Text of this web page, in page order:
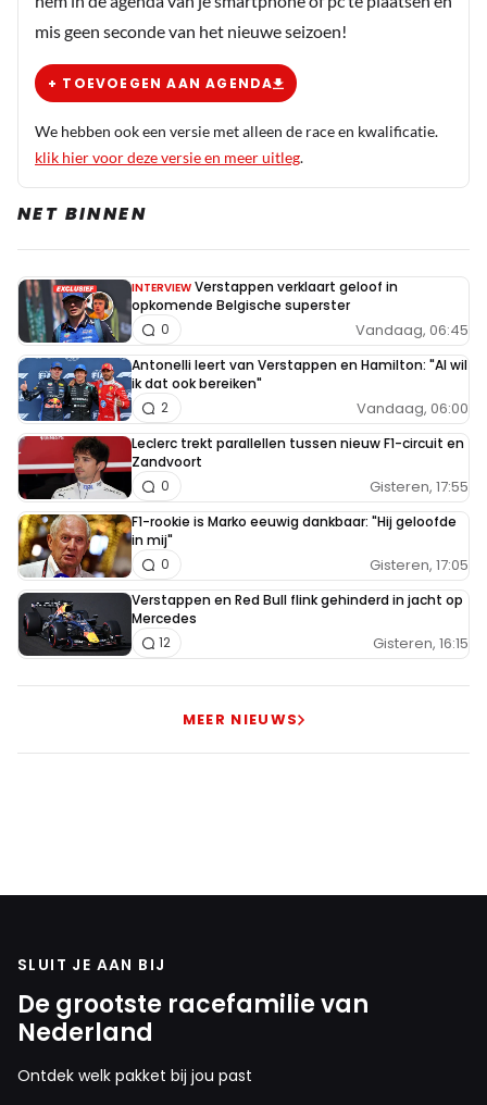
mis geen seconde van het nieuwe seizoen!
+ TOEVOEGEN AAN AGENDA
We hebben ook een versie met alleen de race en kwalificatie.
klik hier voor deze versie en meer uitleg.
NET BINNEN
INTERVIEW Verstappen verklaart geloof in
opkomende Belgische superster
Vandaag, 06:45
0
Antonelli leert van Verstappen en Hamilton: "Al wil
ik dat ook bereiken"
Vandaag, 06:00
2
Leclerc trekt parallellen tussen nieuw F1-circuit en
Zandvoort
Gisteren, 17:55
0
F1-rookie is Marko eeuwig dankbaar: "Hij geloofde
in mij"
Gisteren, 17:05
0
Verstappen en Red Bull flink gehinderd in jacht op
Mercedes
Gisteren, 16:15
12
MEER NIEUWS
SLUIT JE AAN BIJ
De grootste racefamilie van
Nederland
Ontdek welk pakket bij jou past